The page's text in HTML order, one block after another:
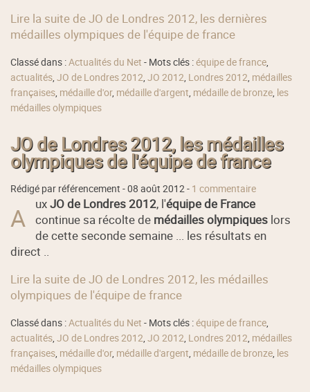
Lire la suite de JO de Londres 2012, les dernières
médailles olympiques de l'équipe de france
Classé dans :Actualités du Net - Mots clés :équipe de france
actualités ,JO de Londres 2012 ,JO 2012 Londres 2012 médailles
françaises médaille d'or, médaille d'argent médaille de bronze les
médailles olympiques
JO de Londres 2012, les médailles
olympiques de l'équipe de france
Rédigé par référencement -08 août 2012- 1 commentaire
A uxJO de Londres 2012, l'équipe de France
continue sa récolte de médailles olympiques lors
de cette seconde semaine ... les résultats en
direct ..
Lire la suite de JO de Londres 2012, les médailles
olympiques de l'équipe de france
Classé dans :Actualités du Net - Mots clés :équipe de france,
actualités,JO de Londres 2012,JO 2012, Londres 2012, médailles
françaises, médaille d'or, médaille d'argent, médaille de bronze, les
médailles olympiques